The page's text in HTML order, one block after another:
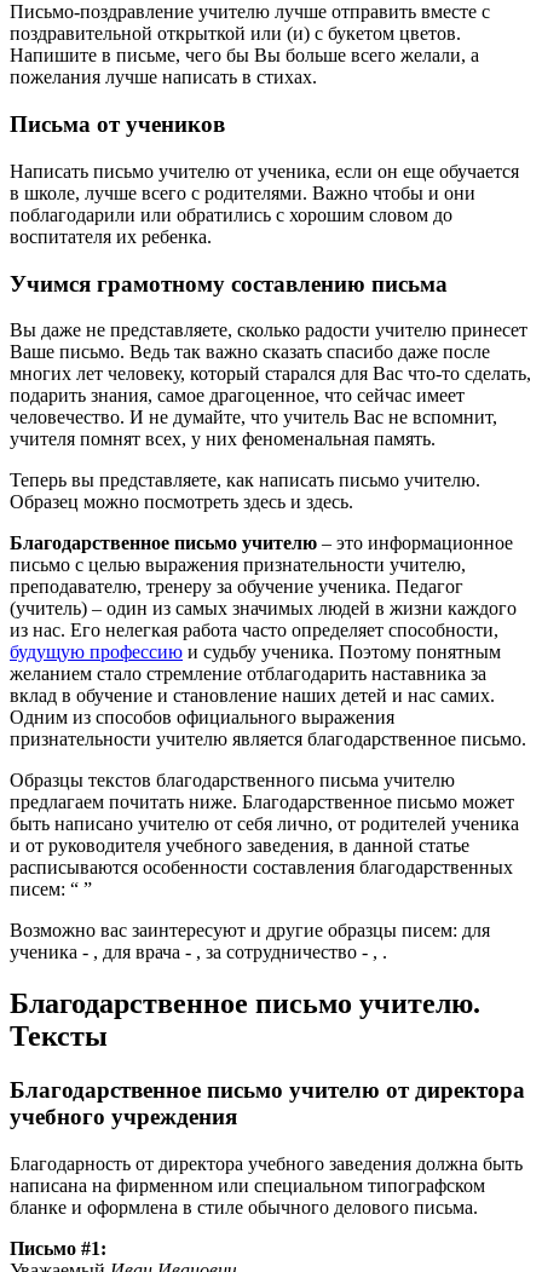
Письмо-поздравление учителю лучше отправить вместе с
поздравительной открыткой или (и) с букетом цветов.
Напишите в письме, чего бы Вы больше всего желали, а
пожелания лучше написать в стихах.
Письма от учеников
Написать письмо учителю от ученика, если он еще обучается
в школе, лучше всего с родителями. Важно чтобы и они
поблагодарили или обратились с хорошим словом до
воспитателя их ребенка.
Учимся грамотному составлению письма
Вы даже не представляете, сколько радости учителю принесет
Ваше письмо. Ведь так важно сказать спасибо даже после
многих лет человеку, который старался для Вас что-то сделать,
подарить знания, самое драгоценное, что сейчас имеет
человечество. И не думайте, что учитель Вас не вспомнит,
учителя помнят всех, у них феноменальная память.
Теперь вы представляете, как написать письмо учителю.
Образец можно посмотреть здесь и здесь.
Благодарственное письмо учителю – это информационное
письмо с целью выражения признательности учителю,
преподавателю, тренеру за обучение ученика. Педагог
(учитель) – один из самых значимых людей в жизни каждого
из нас. Его нелегкая работа часто определяет способности,
будущую профессию и судьбу ученика. Поэтому понятным
желанием стало стремление отблагодарить наставника за
вклад в обучение и становление наших детей и нас самих.
Одним из способов официального выражения
признательности учителю является благодарственное письмо.
Образцы текстов благодарственного письма учителю
предлагаем почитать ниже. Благодарственное письмо может
быть написано учителю от себя лично, от родителей ученика
и от руководителя учебного заведения, в данной статье
расписываются особенности составления благодарственных
писем: “ ”
Возможно вас заинтересуют и другие образцы писем: для
ученика - , для врача - , за сотрудничество - , .
Благодарственное письмо учителю.
Тексты
Благодарственное письмо учителю от директора
учебного учреждения
Благодарность от директора учебного заведения должна быть
написана на фирменном или специальном типографском
бланке и оформлена в стиле обычного делового письма.
Письмо #1: